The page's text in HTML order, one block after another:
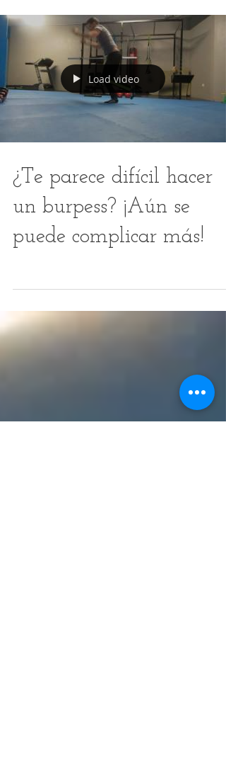
un domingo al mes. ¿Y qué mejor para...
Load video
¿Te parece difícil hacer